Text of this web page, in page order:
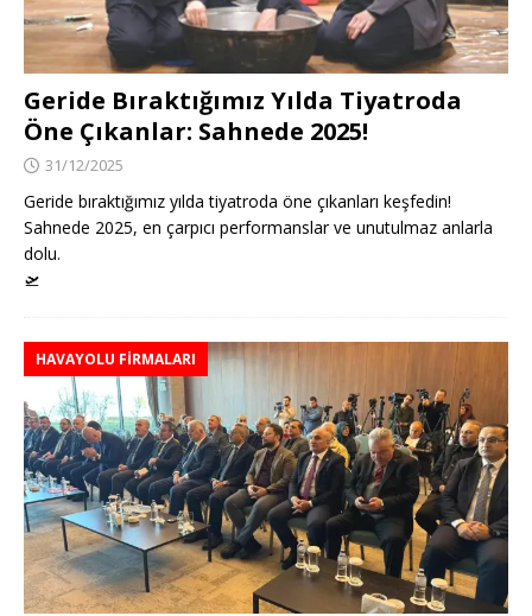
Geride Bıraktığımız Yılda Tiyatroda
Öne Çıkanlar: Sahnede 2025!
31/12/2025
Geride bıraktığımız yılda tiyatroda öne çıkanları keşfedin!
Sahnede 2025, en çarpıcı performanslar ve unutulmaz anlarla
dolu.
🛫
HAVAYOLU FİRMALARI